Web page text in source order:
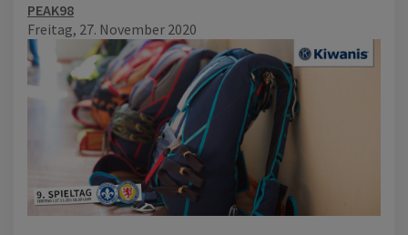
PEAK98
Freitag, 27. November 2020